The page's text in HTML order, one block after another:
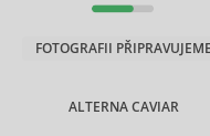
ALTERNA CAVIAR
FOTOGRAFII PŘIPRAVUJEME